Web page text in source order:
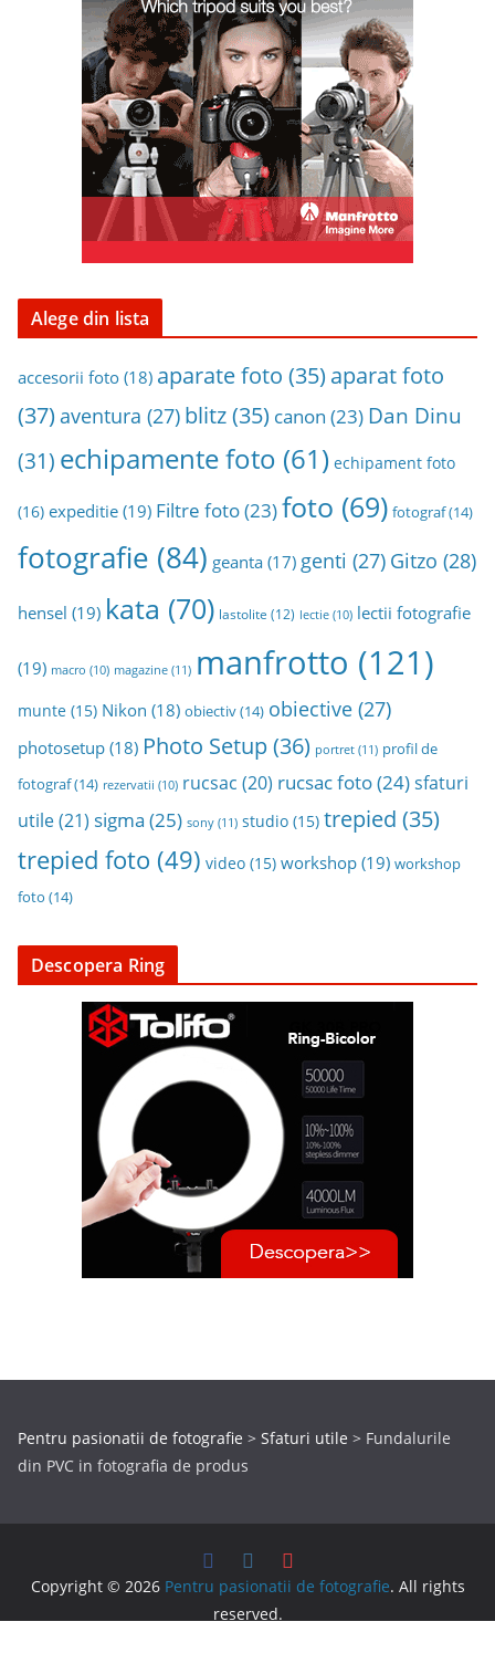
Alege din lista
accesorii foto (18) aparate foto (35) aparat foto
(37) aventura (27) blitz(35) canon (23) Dan Dinu
(31) echipamente foto (61) echipament foto
(16) expeditie (19) Filtre foto(23)foto (69) fotograf(14)
fotografie (84) geanta (17) genti (27) Gitzo (28)
hensel (19) kata (70) lastolite (12) lectie (10) lectii fotografie
(19) macro (10) magazine (11) manfrotto (121)
munte (15) Nikon (18) obiectiv(14) obiective (27)
photosetup (18) Photo Setup(36) portret (11) profil de
fotograf(14) rezervatii (10) rucsac (20) rucsac foto(24)sfaturi
utile(21) sigma (25) sony (11) studio (15) trepied (35)
trepied foto (49) video (15) workshop (19) workshop
foto (14)
Descopera Ring
Pentru pasionatii de fotografie > Sfaturi utile > Fundalurile
din PVC in fotografia de produs
Copyright © 2026 Pentru pasionatii de fotografie. All rights
reserved.